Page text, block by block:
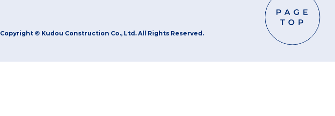
Copyright © Kudou Construction Co., Ltd. All Rights Reserved.